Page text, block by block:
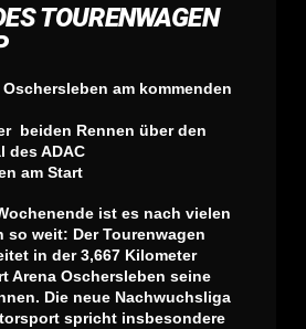
TOURENWAGEN
am kommenden
beiden Rennen über den
des ADAC
am Start
ist es nach vielen
so weit: Der Tourenwagen
in der 3,667 Kilometer
Arena Oschersleben seine
Die neue Nachwuchsliga
spricht insbesondere